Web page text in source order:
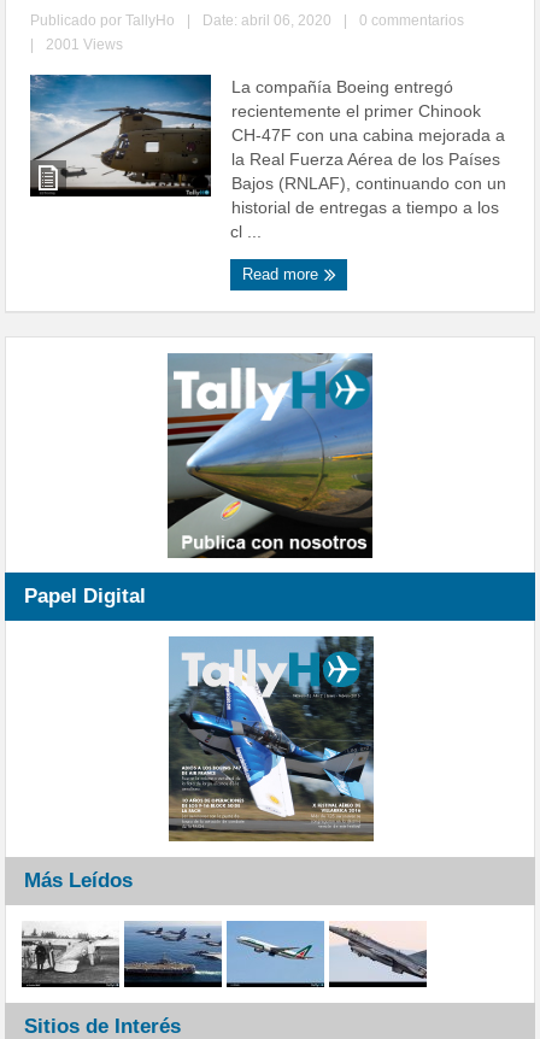
Publicado porTallyHo Date: abril 06, 2020
0 commentarios
2001 Views
La compañía Boeing entregó
recientemente el primer Chinook
CH-47F con una cabina mejorada a
la Real Fuerza Aérea de los Países
Bajos (RNLAF), continuando con un
historial de entregas a tiempo a los
cl ...
Read more
Papel Digital
Más Leídos
Sitios de Interés